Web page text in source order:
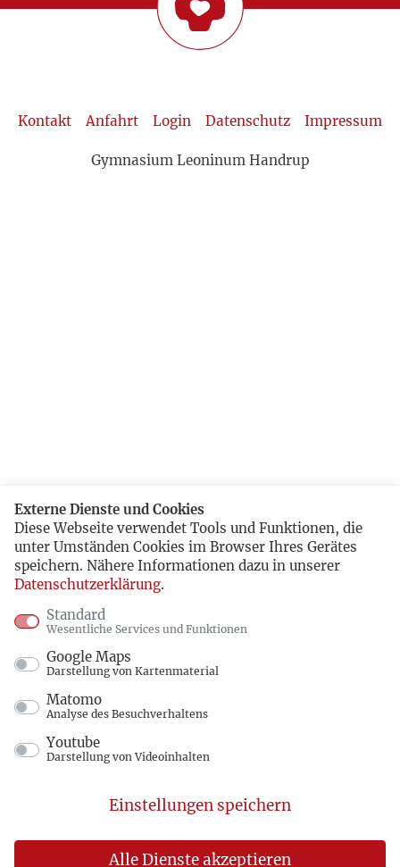
Kontakt Anfahrt Login Datenschutz Impressum
Gymnasium Leoninum Handrup
Externe Dienste und Cookies
Diese Webseite verwendet Tools und Funktionen, die
unter Umständen Cookies im Browser Ihres Gerätes
speichern. Nähere Informationen dazu in unserer
Datenschutzerklärung.
Standard
Wesentliche Services und Funktionen
Google Maps
Darstellung von Kartenmaterial
Matomo
Analyse des Besuchverhaltens
Youtube
Darstellung von Videoinhalten
Alle Dienste akzeptieren
Einstellungen speichern